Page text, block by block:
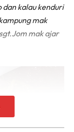
kalau kenduri
mak
mak ajar